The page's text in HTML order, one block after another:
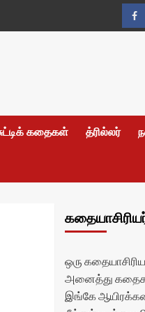
கதைகள் த்ரில்லர்
ஒரு
அனைத்து
இங்கே